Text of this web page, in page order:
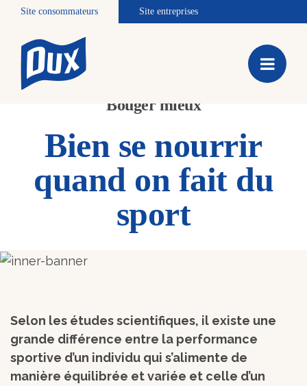
Site consommateurs Site entreprises
Bouger mieux
Bien se nourrir
quand on fait du
sport
Selon les études scientifiques, il existe une
grande différence entre la performance
sportive d’un individu qui s’alimente de
manière équilibrée et variée et celle d’un